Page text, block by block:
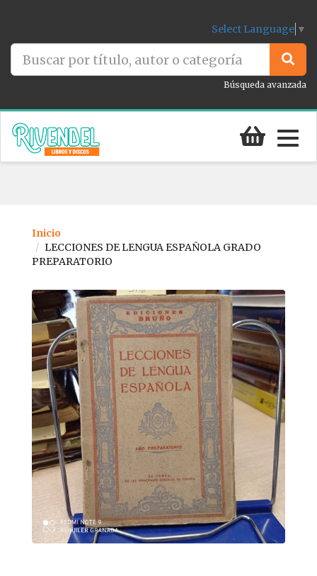
Select Language ▼
Búsqueda avanzada
Inicio
LECCIONES DE LENGUA ESPAÑOLA GRADO
PREPARATORIO